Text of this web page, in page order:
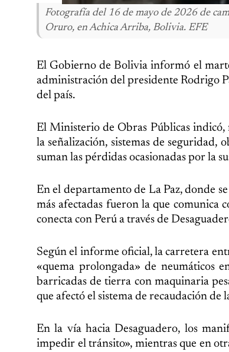
Fotografía del 16 de mayo de 2026 de
Oruro, en Achica Arriba, Bolivia. EFE
El Gobierno de Bolivia informó el
administración del presidente Rodrigo
del país.
El Ministerio de Obras Públicas indicó,
la señalización, sistemas de seguridad,
suman las pérdidas ocasionadas por la
En el departamento de La Paz, donde
más afectadas fueron la que comunica
conecta con Perú a través de
Según el informe oficial, la carretera
«quema prolongada» de neumáticos
barricadas de tierra con maquinaria
que afectó el sistema de recaudación
En la vía hacia Desaguadero, los
impedir el tránsito», mientras que en